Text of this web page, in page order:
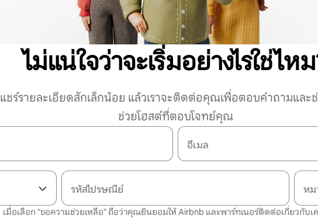
ไม่แน่ใจว่าจะเริ่มอย่างไรใช่ไห
แชร์รายละเอียดสักเล็กน้อย แล้วเราจะติดต่อคุณเพื่อตอบคำถามและ
ช่วยโฮสต์ที่ตอบโจทย์คุณ
อีเมล
รหัสไปรษณีย์ หม
เมื่อเลือก "ขอความช่วยเหลือ" ถือว่าคุณยินยอมให้ Airbnb และพาร์ทเนอร์ติดต่อเกี่ยวกับเ